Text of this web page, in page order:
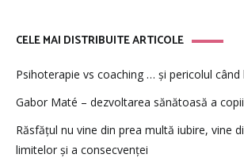
CELE MAI DISTRIBUITE ARTICOLE
Psihoterapie vs coaching … și pericolul când
Gabor Maté – dezvoltarea sănătoasă a
Răsfățul nu vine din prea multă iubire, vine
limitelor și a consecvenței